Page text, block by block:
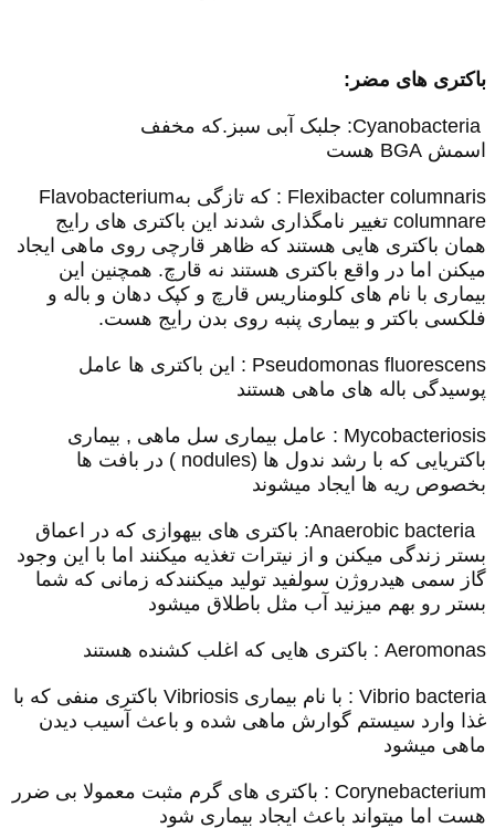
باکتری های مضر:
Cyanobacteria: جلبک آبی سبز.که مخفف
اسمش BGA هست
Flexibacter columnaris : که تازگی بهFlavobacterium
columnare تغییر نامگذاری شدند این باکتری های رایج
همان باکتری هایی هستند که ظاهر قارچی روی ماهی ایجاد
میکنن اما در واقع باکتری هستند نه قارچ. همچنین این
بیماری با نام های کلومناریس قارچ و کپک دهان و باله و
فلکسی باکتر و بیماری پنبه روی بدن رایج هست.
Pseudomonas fluorescens : این باکتری ها عامل
پوسیدگی باله های ماهی هستند
Mycobacteriosis : عامل بیماری سل ماهی , بیماری
باکتریایی که با رشد ندول ها (nodules ) در بافت ها
بخصوص ریه ها ایجاد میشوند
Anaerobic bacteria: باکتری های بیهوازی که در اعماق
بستر زندگی میکنن و از نیترات تغذیه میکنند اما با این وجود
گاز سمی هیدروژن سولفید تولید میکنندکه زمانی که شما
بستر رو بهم میزنید آب مثل باطلاق میشود
Aeromonas : باکتری هایی که اغلب کشنده هستند
Vibrio bacteria : با نام بیماری Vibriosis باکتری منفی که با
غذا وارد سیستم گوارش ماهی شده و باعث آسیب دیدن
ماهی میشود
Corynebacterium : باکتری های گرم مثبت معمولا بی ضرر
هست اما میتواند باعث ایجاد بیماری شود